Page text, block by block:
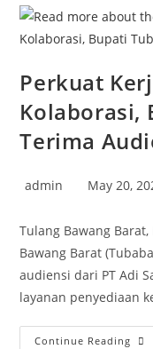
Perkuat
Kolaborasi,
Terima
Post
admin
Post
May 20,
Tulang Bawang
Bawang Barat
audiensi dari PT Adi
layanan penyediaan
Continue Reading